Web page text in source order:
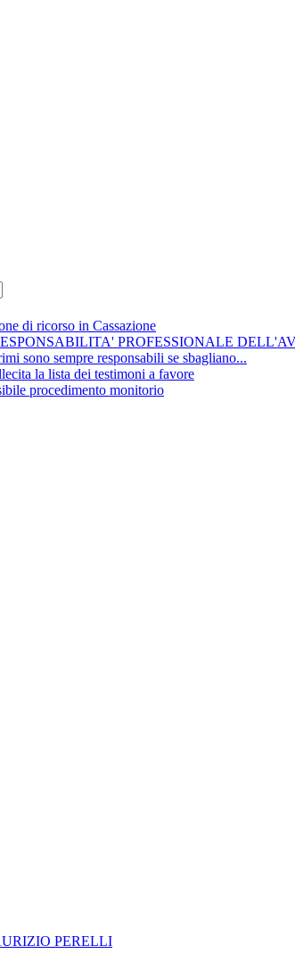
di ricorso in Cassazione
PROFESSIONALE
sono sempre responsabili se sbagliano...
la lista dei testimoni a favore
procedimento monitorio
PERELLI